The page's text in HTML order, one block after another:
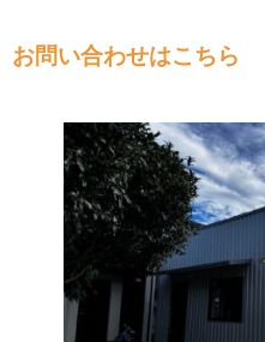
お問い合わせはこちら